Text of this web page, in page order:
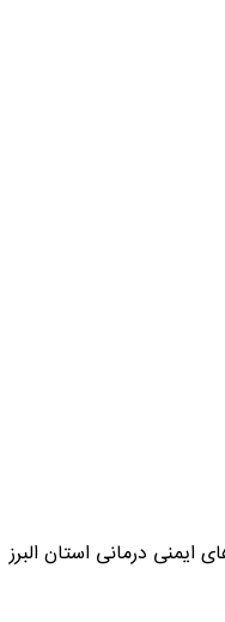
ایمنی درمانی استان البرز